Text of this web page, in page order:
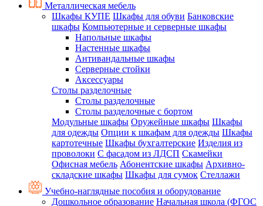
Металлическая мебель
Шкафы КУПЕ Шкафы для обуви Банковские
шкафы Компьютерные и серверные шкафы
Напольные шкафы
Настенные шкафы
Антивандальные шкафы
Серверные стойки
Аксессуары
Столы разделочные
Столы разделочные
Столы разделочные с бортом
Модульные шкафы Оружейные шкафы Шкафы
для одежды Опции к шкафам для одежды Шкафы
картотечные Шкафы бухгалтерские Изделия из
проволоки С фасадом из ЛДСП Скамейки
Офисная мебель Абонентские шкафы Архивно-
складские шкафы Шкафы для сумок Стеллажи
Учебно-наглядные пособия и оборудование
Дошкольное образование Начальная школа (ФГОС